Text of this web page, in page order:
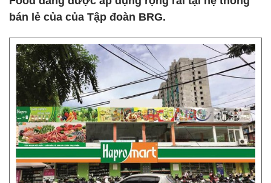
bán lẻ của của Tập đoàn BRG.